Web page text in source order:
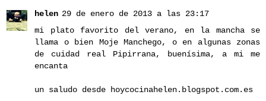
helen 29 de enero de 2013 a las 23:17
mi plato favorito del verano, en la mancha se
llama o bien Moje Manchego, o en algunas zonas
de cuidad real Pipirrana, buenísima, a mi me
encanta
un saludo desde hoycocinahelen.blogspot.com.es